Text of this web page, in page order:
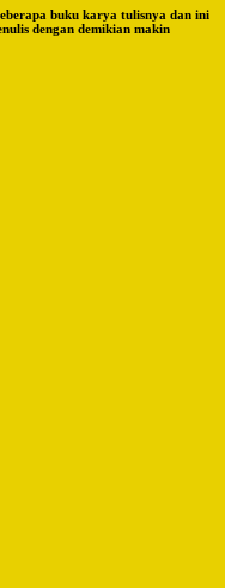
buku karya tulisnya dan ini
dengan demikian makin